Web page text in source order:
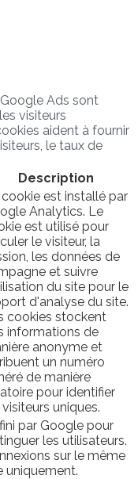
Ads sont
visiteurs
aident à fournir
le taux de
Description
cookie est installé par
Analytics. Le
est utilisé pour
le visiteur, la
les données de
et suivre
du site pour le
d'analyse du site.
cookies stockent
informations de
anonyme et
un numéro
de manière
pour identifier
uniques.
par Google pour
les utilisateurs.
sur le même
uniquement.